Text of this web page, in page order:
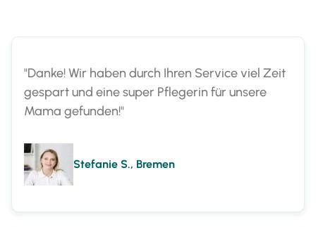
"Danke! Wir haben durch Ihren Service viel Zeit
gespart und eine super Pflegerin für unsere
Mama gefunden!"
Stefanie S., Bremen